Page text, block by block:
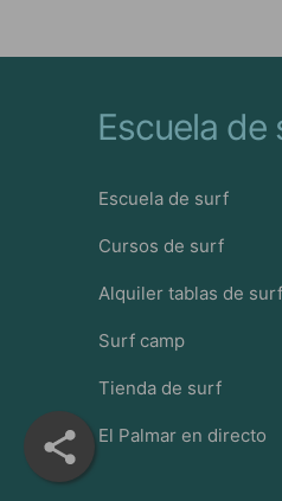
Escuela de
Escuela de surf
Cursos de surf
Alquiler tablas de surf
Surf camp
Tienda de surf
El Palmar en directo